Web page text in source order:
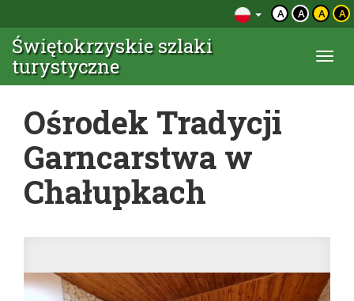
A A A A
Świętokrzyskie szlaki
turystyczne
Ośrodek Tradycji
Garncarstwa w
Chałupkach